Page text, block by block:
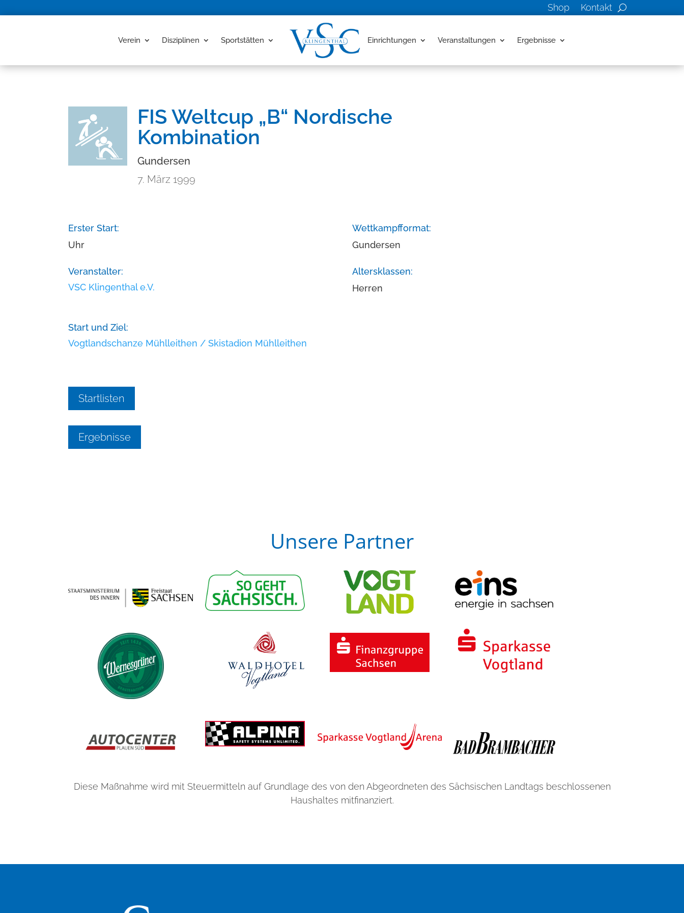
Shop Kontakt
Verein Disziplinen Sportstätten Einrichtungen Veranstaltungen Ergebnisse
FIS Weltcup „B“ Nordische
Kombination
Gundersen
7. März 1999
Erster Start:
Uhr
Veranstalter:
VSC Klingenthal e.V.
Start und Ziel:
Vogtlandschanze Mühlleithen / Skistadion Mühlleithen
Wettkampfformat:
Gundersen
Altersklassen:
Herren
Startlisten
Ergebnisse
Unsere Partner
Diese Maßnahme wird mit Steuermitteln auf Grundlage des von den Abgeordneten des Sächsischen Landtags beschlossenen
Haushaltes mitfinanziert.